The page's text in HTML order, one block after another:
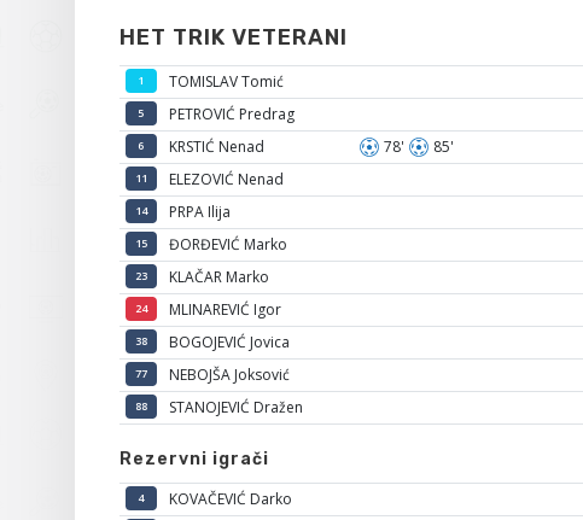
HET TRIK VETERANI
1 TOMISLAV Tomić
5 PETROVIĆ Predrag
6 KRSTIĆ Nenad 78' 85'
11 ELEZOVIĆ Nenad
14 PRPA Ilija
15 ĐORĐEVIĆ Marko
23 KLAČAR Marko
24 MLINAREVIĆ Igor
38 BOGOJEVIĆ Jovica
77 NEBOJŠA Joksović
88 STANOJEVIĆ Dražen
Rezervni igrači
4 KOVAČEVIĆ Darko